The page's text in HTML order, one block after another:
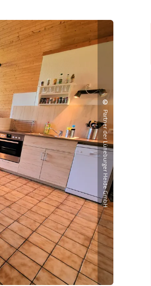
©
Partner der Lüneburger Heide GmbH